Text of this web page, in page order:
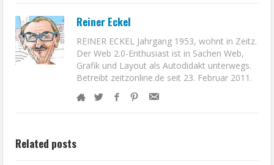
Reiner Eckel
REINER ECKEL Jahrgang 1953, wohnt in Zeitz.
Der Web 2.0-Enthusiast ist in Sachen Web,
Grafik und Layout als Autodidakt unterwegs.
Betreibt zeitzonline.de seit 23. Februar 2011.
Related posts